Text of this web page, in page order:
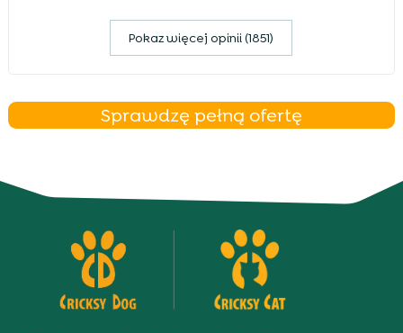
Pokaz więcej opinii (1851)
Sprawdzę pełną ofertę